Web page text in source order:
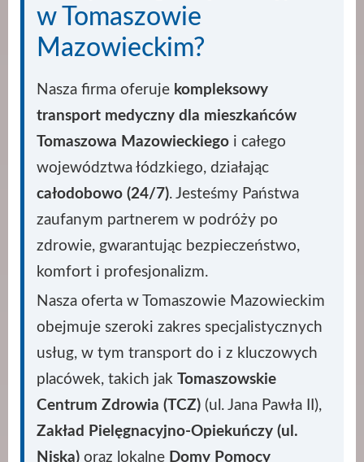
w Tomaszowie
Mazowieckim?
Nasza firma oferuje kompleksowy
transport medyczny dla mieszkańców
Tomaszowa Mazowieckiego i całego
województwa łódzkiego, działając
całodobowo (24/7). Jesteśmy Państwa
zaufanym partnerem w podróży po
zdrowie, gwarantując bezpieczeństwo,
komfort i profesjonalizm.
Nasza oferta w Tomaszowie Mazowieckim
obejmuje szeroki zakres specjalistycznych
usług, w tym transport do i z kluczowych
placówek, takich jak Tomaszowskie
Centrum Zdrowia (TCZ) (ul. Jana Pawła II),
Zakład Pielęgnacyjno-Opiekuńczy (ul.
Niska) oraz lokalne Domy Pomocy